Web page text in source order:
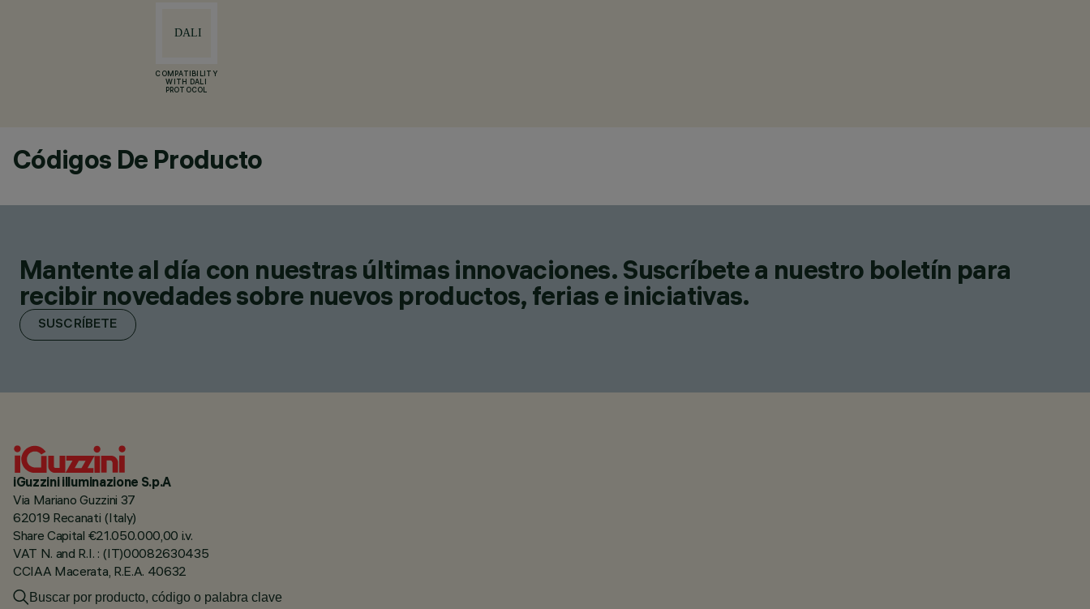
COMPATIBILITY
WITH DALI
PROTOCOL
Códigos De Producto
Mantente al día con nuestras últimas innovaciones. Suscríbete a nuestro boletín para
recibir novedades sobre nuevos productos, ferias e iniciativas.
SUSCRÍBETE
iGuzzini illuminazione S.p.A
Via Mariano Guzzini 37
62019 Recanati (Italy)
Share Capital €21.050.000,00 i.v.
VAT N. and R.I. : (IT)00082630435
CCIAA Macerata, R.E.A. 40632